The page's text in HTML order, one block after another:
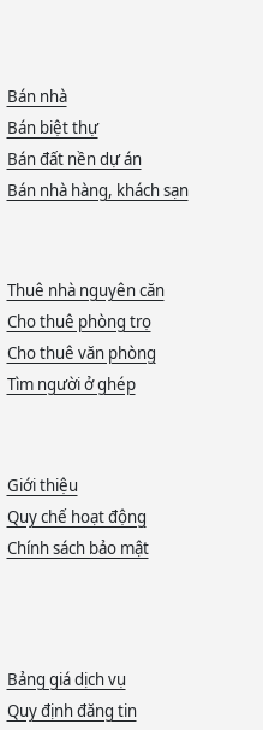
Bán nhà
Bán biệt thự
Bán đất nền dự án
Bán nhà hàng, khách sạn
Thuê nhà nguyên căn
Cho thuê phòng trọ
Cho thuê văn phòng
Tìm người ở ghép
Giới thiệu
Quy chế hoạt động
Chính sách bảo mật
Bảng giá dịch vụ
Quy định đăng tin